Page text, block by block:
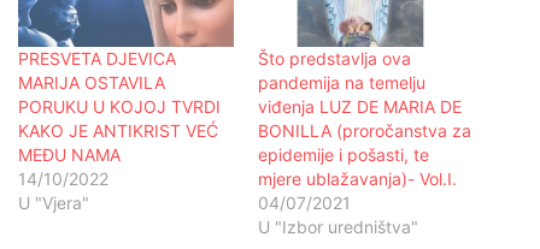
PRESVETA DJEVICA
MARIJA OSTAVILA
PORUKU U KOJOJ TVRDI
KAKO JE ANTIKRIST VEĆ
MEĐU NAMA
14/10/2022
U "Vjera"
Što predstavlja ova
pandemija na temelju
viđenja LUZ DE MARIA DE
BONILLA (proročanstva za
epidemije i pošasti, te
mjere ublažavanja)- Vol.I.
04/07/2021
U "Izbor uredništva"